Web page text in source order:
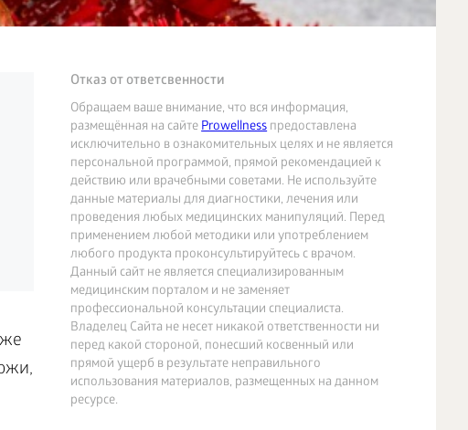
Отказ от ответсвенности
Обращаем ваше внимание, что вся информация,
размещённая на сайтеProwellnessпредоставлена
исключительно в ознакомительных целях и не является
персональной программой, прямой рекомендацией к
действию или врачебными советами. Не используйте
данные материалы для диагностики, лечения или
проведения любых медицинских манипуляций. Перед
применением любой методики или употреблением
любого продукта проконсультируйтесь с врачом.
Данный сайт не является специализированным
медицинским порталом и не заменяет
профессиональной консультации специалиста.
Владелец Сайта не несет никакой ответственности ни
перед какой стороной, понесший косвенный или
прямой ущерб в результате неправильного
использования материалов, размещенных на данном
ресурсе.